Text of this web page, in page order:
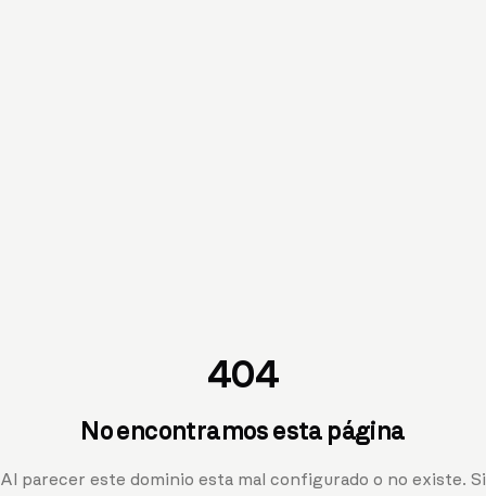
404
No encontramos esta página
Al parecer este dominio esta mal configurado o no existe. Si